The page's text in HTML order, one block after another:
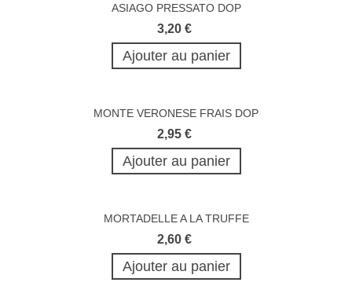
ASIAGO PRESSATO DOP
3,20 €
Ajouter au panier
MONTE VERONESE FRAIS DOP
2,95 €
Ajouter au panier
MORTADELLE A LA TRUFFE
2,60 €
Ajouter au panier